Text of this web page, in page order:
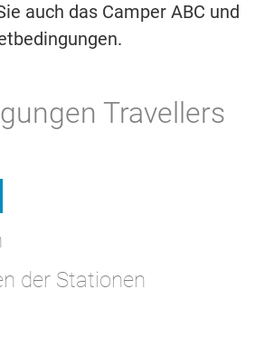
auch das Camper ABC und
Travellers
der Stationen